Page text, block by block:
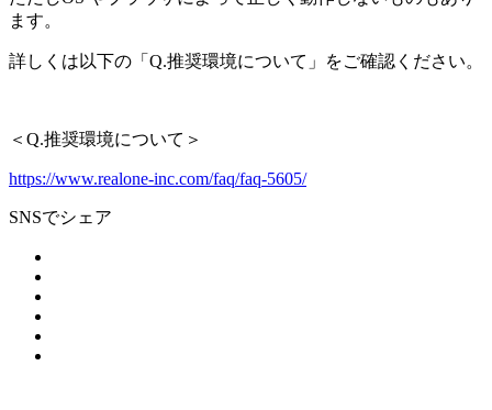
ます。
詳しくは以下の「Q.推奨環境について」をご確認ください。
＜ Q.推奨環境について ＞
https://www.realone-inc.com/faq/faq-5605/
SNSでシェア